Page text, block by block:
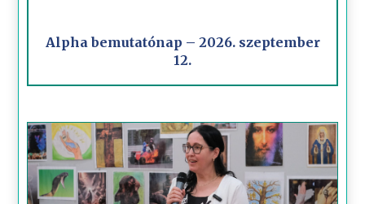
Alpha bemutatónap – 2026. szeptember
12.